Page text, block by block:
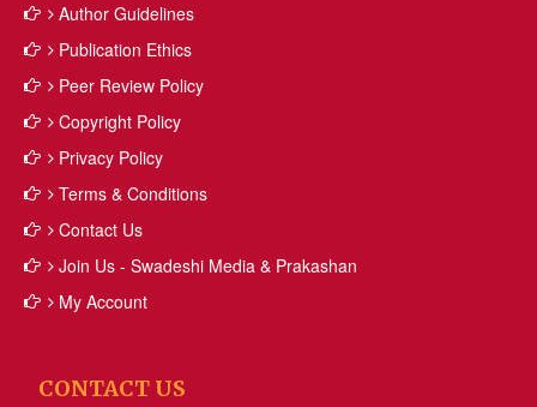
Author Guidelines
Publication Ethics
Peer Review Policy
Copyright Policy
Privacy Policy
Terms & Conditions
Contact Us
Join Us - Swadeshi Media & Prakashan
My Account
CONTACT US